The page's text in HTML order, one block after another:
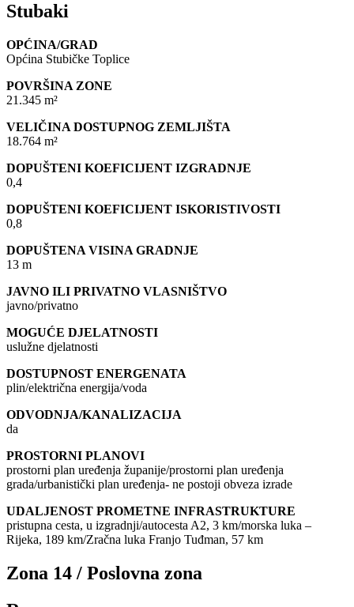
Stubaki
OPĆINA/GRAD
Općina Stubičke Toplice
POVRŠINA ZONE
21.345 m²
VELIČINA DOSTUPNOG ZEMLJIŠTA
18.764 m²
DOPUŠTENI KOEFICIJENT IZGRADNJE
0,4
DOPUŠTENI KOEFICIJENT ISKORISTIVOSTI
0,8
DOPUŠTENA VISINA GRADNJE
13 m
JAVNO ILI PRIVATNO VLASNIŠTVO
javno/privatno
MOGUĆE DJELATNOSTI
uslužne djelatnosti
DOSTUPNOST ENERGENATA
plin/električna energija/voda
ODVODNJA/KANALIZACIJA
da
PROSTORNI PLANOVI
prostorni plan uređenja županije/prostorni plan uređenja
grada/urbanistički plan uređenja- ne postoji obveza izrade
UDALJENOST PROMETNE INFRASTRUKTURE
pristupna cesta, u izgradnji/autocesta A2, 3 km/morska luka –
Rijeka, 189 km/Zračna luka Franjo Tuđman, 57 km
Zona 14 / Poslovna zona